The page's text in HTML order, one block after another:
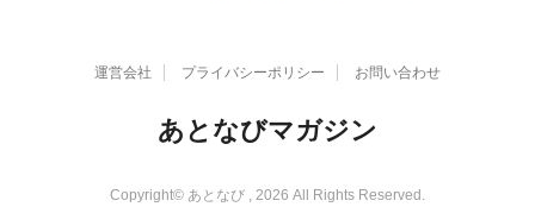
運営会社 プライバシーポリシー お問い合わせ
あとなびマガジン
Copyright© あとなび , 2026 All Rights Reserved.